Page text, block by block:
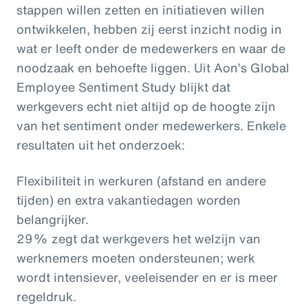
stappen willen zetten en initiatieven willen
ontwikkelen, hebben zij eerst inzicht nodig in
wat er leeft onder de medewerkers en waar de
noodzaak en behoefte liggen. Uit Aon’s Global
Employee Sentiment Study blijkt dat
werkgevers echt niet altijd op de hoogte zijn
van het sentiment onder medewerkers. Enkele
resultaten uit het onderzoek:
Flexibiliteit in werkuren (afstand en andere
tijden) en extra vakantiedagen worden
belangrijker.
29% zegt dat werkgevers het welzijn van
werknemers moeten ondersteunen; werk
wordt intensiever, veeleisender en er is meer
regeldruk.